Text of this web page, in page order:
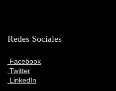
Redes Sociales
Facebook
Twitter
LinkedIn